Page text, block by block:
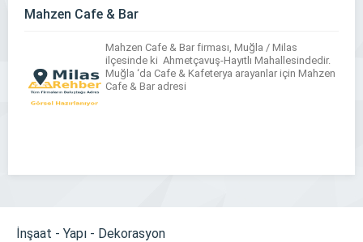
Mahzen Cafe & Bar
Mahzen Cafe & Bar firması, Muğla / Milas
ilçesinde ki Ahmetçavuş-Hayıtlı Mahallesindedir.
Muğla ‘da Cafe & Kafeterya arayanlar için Mahzen
Cafe & Bar adresi
İnşaat - Yapı - Dekorasyon